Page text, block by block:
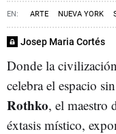
ARTE NUEVA YORK
Josep Maria Cortés
Donde la
celebra el espacio
Rothko, el maestro
éxtasis místico,